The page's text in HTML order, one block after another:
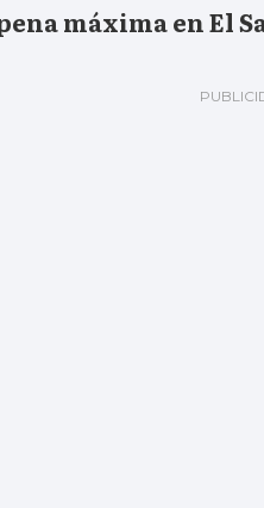
máxima en El